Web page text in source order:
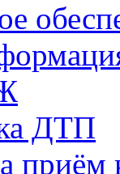
ДТП
приём